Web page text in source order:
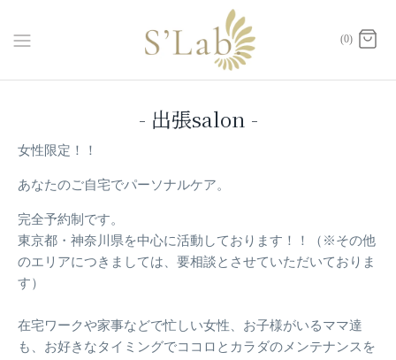
(0)
- 出張salon -
女性限定！！
あなたのご自宅でパーソナルケア。
完全予約制です。
東京都・神奈川県を中心に活動しております！！（※その他
のエリアにつきましては、要相談とさせていただいておりま
す）
在宅ワークや家事などで忙しい女性、お子様がいるママ達
も、お好きなタイミングでココロとカラダのメンテナンスを